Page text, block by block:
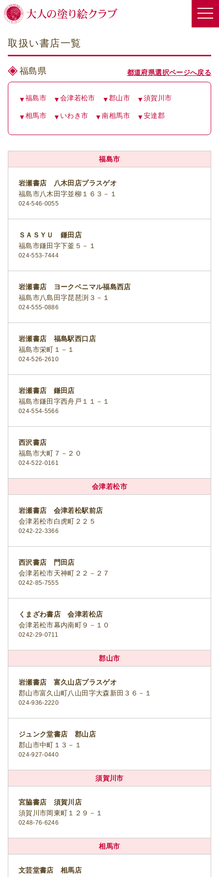
取扱い書店一覧
福島県 都道府県選択ページへ戻る
福島市 会津若松市 郡山市 須賀川市
相馬市 いわき市 南相馬市 安達郡
福島市
岩瀬書店 八木田店プラスゲオ
福島市八木田字並柳１６３－１
024-546-0055
ＳＡＳＹＵ 鎌田店
福島市鎌田字下釜５－１
024-553-7444
岩瀬書店 ヨークベニマル福島西店
福島市八島田字琵琶渕３－１
024-555-0886
岩瀬書店 福島駅西口店
福島市栄町１－１
024-526-2610
岩瀬書店 鎌田店
福島市鎌田字西舟戸１１－１
024-554-5566
西沢書店
福島市大町７－２０
024-522-0161
会津若松市
岩瀬書店 会津若松駅前店
会津若松市白虎町２２５
0242-22-3366
西沢書店 門田店
会津若松市天神町２２－２７
0242-85-7555
くまざわ書店 会津若松店
会津若松市幕内南町９－１０
0242-29-0711
郡山市
岩瀬書店 富久山店プラスゲオ
郡山市富久山町八山田字大森新田３６－１
024-936-2220
ジュンク堂書店 郡山店
郡山市中町１３－１
024-927-0440
須賀川市
宮脇書店 須賀川店
須賀川市岡東町１２９－１
0248-76-6246
相馬市
文芸堂書店 相馬店